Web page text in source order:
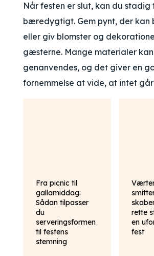
Når festen er slut, kan du
bæredygtigt. Gem pynt, der kan
eller giv blomster og
gæsterne. Mange materialer kan
genanvendes, og det giver en
fornemmelse at vide, at intet
Fra picnic til
gallamiddag:
Sådan tilpasser
du
serveringsformen
til festens
stemning
rette
en
fest